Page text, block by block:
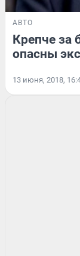
АВТО
Крепче за
опасны
13 июня, 2018,